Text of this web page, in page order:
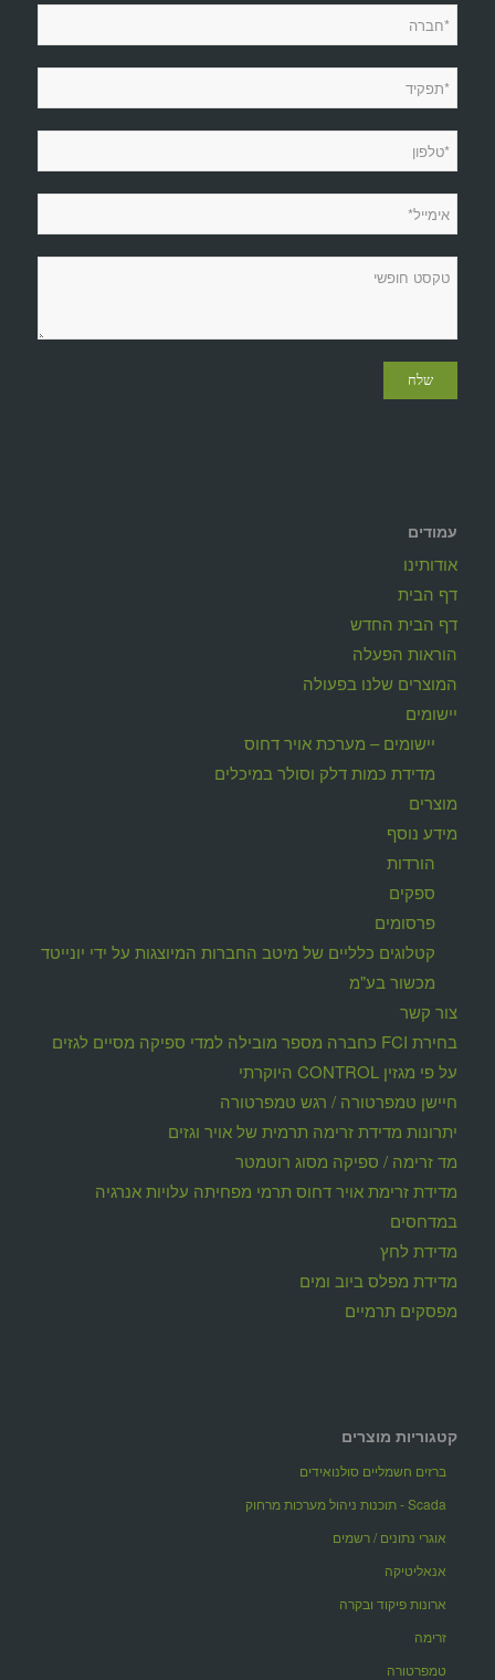
עמודים
אודותינו
דף הבית
דף הבית החדש
הוראות הפעלה
המוצרים שלנו בפעולה
יישומים
יישומים – מערכת אויר דחוס
מדידת כמות דלק וסולר במיכלים
מוצרים
מידע נוסף
הורדות
ספקים
פרסומים
קטלוגים כלליים של מיטב החברות המיוצגות על ידי יונייטד
מכשור בע"מ
צור קשר
בחירת FCI כחברה מספר מובילה למדי ספיקה מסיים לגזים
על פי מגזין CONTROL היוקרתי
חיישן טמפרטורה / רגש טמפרטורה
יתרונות מדידת זרימה תרמית של אויר וגזים
מד זרימה / ספיקה מסוג רוטמטר
מדידת זרימת אויר דחוס תרמי מפחיתה עלויות אנרגיה
במדחסים
מדידת לחץ
מדידת מפלס ביוב ומים
מפסקים תרמיים
קטגוריות מוצרים
ברזים חשמליים סולנואידים
Scada - תוכנות ניהול מערכות מרחוק
אוגרי נתונים / רשמים
אנאליטיקה
ארונות פיקוד ובקרה
זרימה
טמפרטורה